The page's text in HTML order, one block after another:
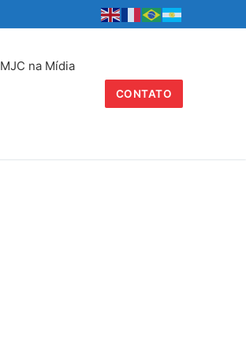
MJC na Mídia
CONTATO